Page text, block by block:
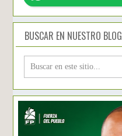
BUSCAR EN NUESTRO BLOG